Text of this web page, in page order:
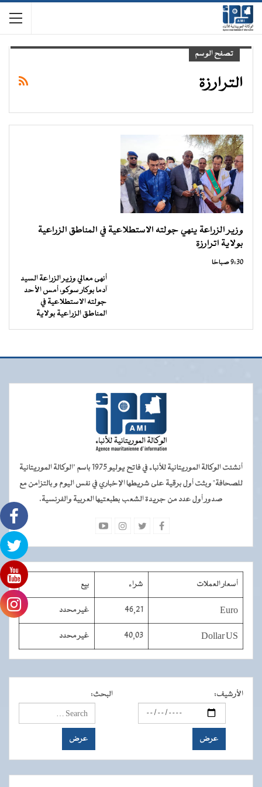
تصفح الوسم
الترارزة
وزير الزراعة ينهي جولته الاستطلاعية في المناطق الزراعية
بولاية اترارزة
9:30 صباحًا
أنهى معالي وزير الزراعة السيد
آدما بوكار سوكو، أمس الأحد
جولته الاستطلاعية في
المناطق الزراعية بولاية
أنشئت الوكالة الموريتانية للأنباء في فاتح يوليو 1975 باسم "الوكالة الموريتانية
للصحافة" وبثت أول برقية على شريطها الإخباري في نفس اليوم و بالتزامن مع
صدور أول عدد من جريدة الشعب بطبعتيها العربية والفرنسية.
أسعار العملات شراء بيع
Euro
46,21 غير محدد
Dollar US
40,03 غير محدد
الأرشيف: البحث: